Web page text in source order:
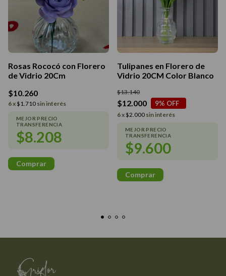
Rosas Rococó con Florero
de Vidrio 20Cm
$10.260
6x$1.710 sin interés
$8.208
Tulipanes en Florero de
Vidrio 20CM Color Blanco
$12.000
$13.140
9% OFF
6x$2.000 sin interés
$9.600